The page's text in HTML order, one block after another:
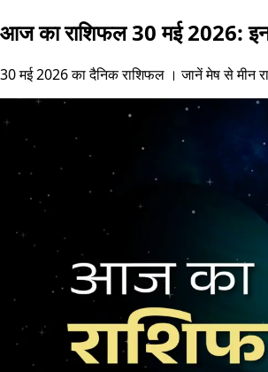
आज का राशिफल 30 मई 2026:
30 मई 2026 का दैनिक राशिफल । जानें मेष से मीन